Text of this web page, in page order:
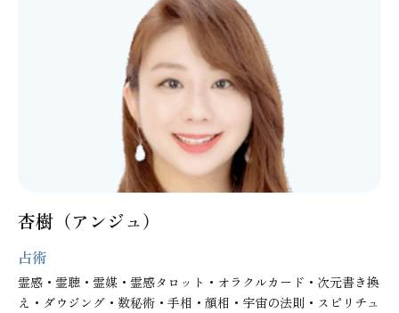
杏樹（アンジュ）
占術
霊感・霊聴・霊媒・霊感タロット・オラクルカード・次元書き換
え・ダウジング・数秘術・手相・顔相・宇宙の法則・スピリチュ